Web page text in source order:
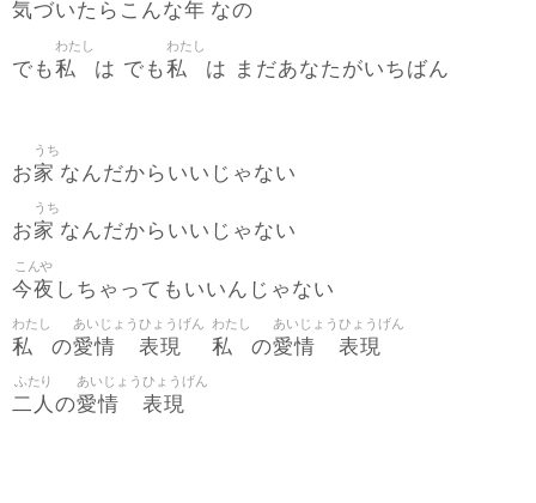
気づいたらこんな年 なの
でも私
わたし
は でも私
わたし
は まだあなたがいちばん
お家
うち
なんだからいいじゃない
お家
うち
なんだからいいじゃない
今夜
こんや
しちゃってもいいんじゃない
私
わたし
の愛情
あいじょう
表現
ひょうげん
私
わたし
の愛情
あいじょう
表現
ひょうげん
二人
ふたり
の愛情
あいじょう
表現
ひょうげん